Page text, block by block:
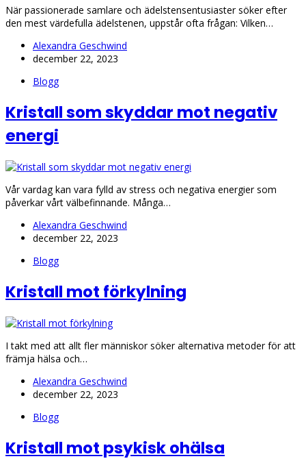
När passionerade samlare och ädelstensentusiaster söker efter
den mest värdefulla ädelstenen, uppstår ofta frågan: Vilken…
Alexandra Geschwind
december 22, 2023
Blogg
Kristall som skyddar mot negativ
energi
Vår vardag kan vara fylld av stress och negativa energier som
påverkar vårt välbefinnande. Många…
Alexandra Geschwind
december 22, 2023
Blogg
Kristall mot förkylning
I takt med att allt fler människor söker alternativa metoder för att
främja hälsa och…
Alexandra Geschwind
december 22, 2023
Blogg
Kristall mot psykisk ohälsa